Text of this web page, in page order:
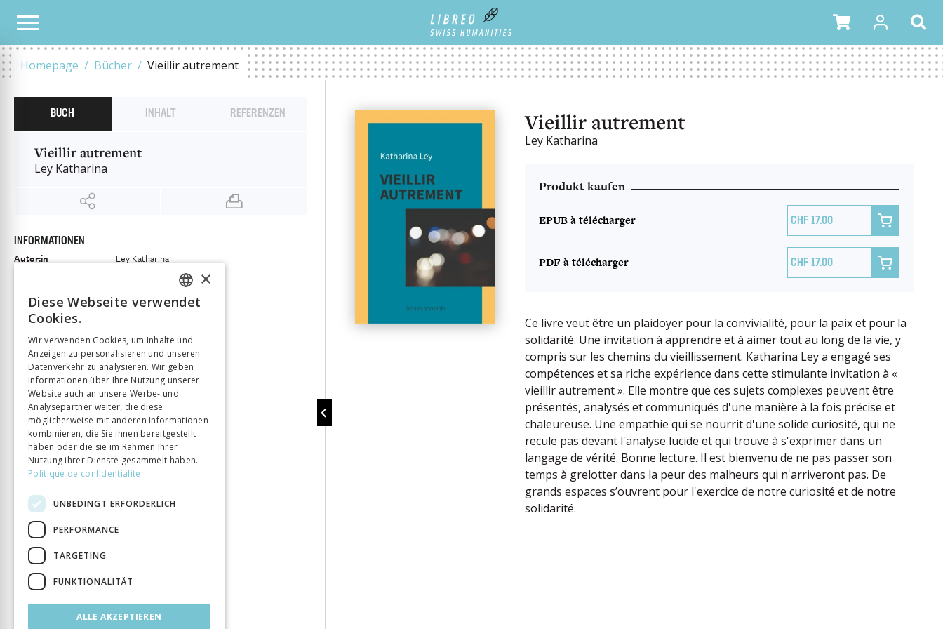
Homepage Bücher Vieillir autrement
UNSER KATALOG
Vieillir autrement
Ley Katharina
Produkt kaufen
EPUB à télécharger 17.00 
PDF à télécharger 17.00 
Ce livre veut être un plaidoyer pour la convivialité, pour la paix et pour la
solidarité. Une invitation à apprendre et à aimer tout au long de la vie, y
compris sur les chemins du vieillissement. Katharina Ley a engagé ses
compétences et sa riche expérience dans cette stimulante invitation à «
vieillir autrement ». Elle montre que ces sujets complexes peuvent être
présentés, analysés et communiqués d'une manière à la fois précise et
chaleureuse. Une empathie qui se nourrit d'une solide curiosité, qui ne
recule pas devant l'analyse lucide et qui trouve à s'exprimer dans un
langage de vérité. Bonne lecture. Il est bienvenu de ne pas passer son
temps à grelotter dans la peur des malheurs qui n'arriveront pas. De
grands espaces s’ouvrent pour l'exercice de notre curiosité et de notre
solidarité.
BUCH INHALT REFERENZEN
Vieillir autrement
Ley Katharina
INFORMATIONEN
Autor:in
Ley Katharina
Éditions Socialinfo
ISBN
9782970100171
Sprache
Seitenzahl
Erscheinungsjahr
1 Jan. 2017
Thema
Vieillesse
Art des Buches
Monographie
FRENCH
ITALIAN
×
Diese Webseite verwendet
Cookies.
Wir verwenden Cookies, um Inhalte und
Anzeigen zu personalisieren und unseren
Datenverkehr zu analysieren. Wir geben
Informationen über Ihre Nutzung unserer
Website auch an unsere Werbe- und
Analysepartner weiter, die diese
möglicherweise mit anderen Informationen
kombinieren, die Sie ihnen bereitgestellt
haben oder die sie im Rahmen Ihrer
Nutzung ihrer Dienste gesammelt haben.
Politique de confidentialité
UNBEDINGT ERFORDERLICH
PERFORMANCE
TARGETING
FUNKTIONALITÄT
ALLE AKZEPTIEREN